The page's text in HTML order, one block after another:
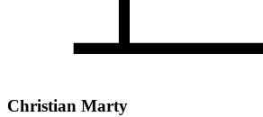
Christian Marty